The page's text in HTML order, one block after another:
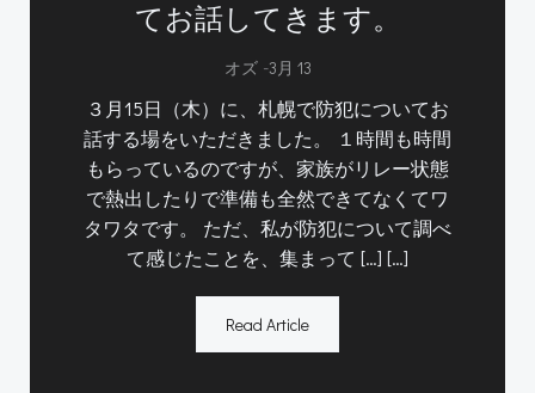
てお話してきます。
オズ -3月 13
３月15日（木）に、札幌で防犯についてお
話する場をいただきました。 １時間も時間
もらっているのですが、家族がリレー状態
で熱出したりで準備も全然できてなくてワ
タワタです。 ただ、私が防犯について調べ
て感じたことを、集まって […] […]
Read Article